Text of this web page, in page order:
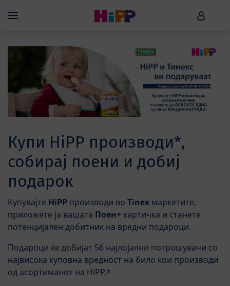
Menü HiPP
Купи HiPP производи*,
собирај поени и добиј
подарок
Купувајте HiPP производи во Tinex маркетите,
приложете ја вашата Поен+ картичка и станете
потенцијален добитник на вредни подароци.
Подароци ќе добијат 56 најлојални потрошувачи со
највисока куповна вредност на било кои производи
од асортиманот на HiPP.*